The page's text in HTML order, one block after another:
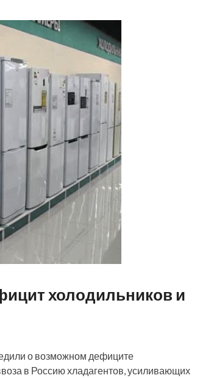
холодильников и
о возможном дефиците
в Россию хладагентов, усиливающих